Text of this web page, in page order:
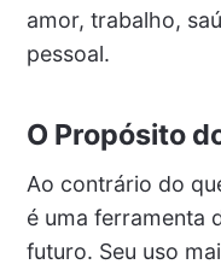
amor, trabalho,
pessoal.
O Propósito
Ao contrário do
é uma ferramenta
futuro. Seu uso